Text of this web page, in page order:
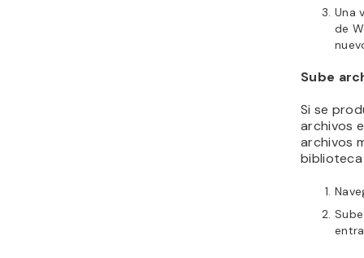
Una
de
Sube
Si se
archivos
archivos